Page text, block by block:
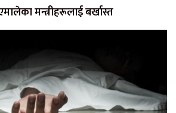
मन्त्रीहरूलाई बर्खास्त